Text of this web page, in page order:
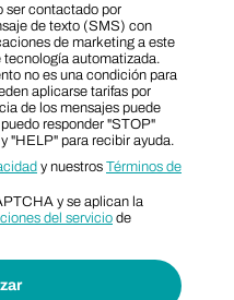
ser contactado por
de texto (SMS) con
de marketing a este
automatizada.
no es una condición para
aplicarse tarifas por
de los mensajes puede
responder "STOP"
"HELP" para recibir ayuda.
y nuestros Términos de
y se aplican la
del servicio de